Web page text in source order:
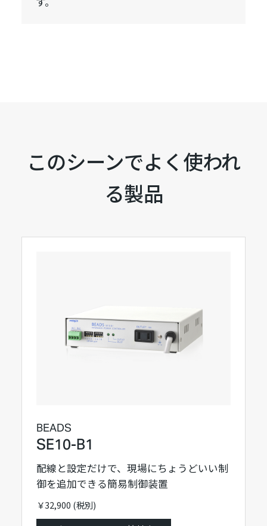
このシーンでよく使われ
る製品
BEADS
SE10-B1
配線と設定だけで、現場にちょうどいい制
御を追加できる簡易制御装置
￥32,900 (税別)